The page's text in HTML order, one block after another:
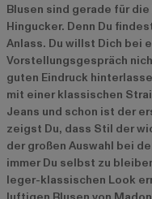
Blusen sind gerade für
Hingucker. Denn Du
Anlass. Du willst Dich bei
Vorstellungsgespräch
guten Eindruck
mit einer klassischen
Jeans und schon ist der
zeigst Du, dass Stil der
der großen Auswahl bei
immer Du selbst zu
leger-klassischen Look